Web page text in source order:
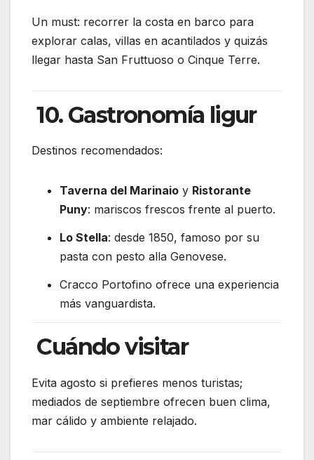
Un must: recorrer la costa en barco para
explorar calas, villas en acantilados y quizás
llegar hasta San Fruttuoso o Cinque Terre.
10. Gastronomía ligur
Destinos recomendados:
Taverna del Marinaio y Ristorante
Puny: mariscos frescos frente al puerto.
Lo Stella: desde 1850, famoso por su
pasta con pesto alla Genovese.
Cracco Portofino ofrece una experiencia
más vanguardista.
Cuándo visitar
Evita agosto si prefieres menos turistas;
mediados de septiembre ofrecen buen clima,
mar cálido y ambiente relajado.